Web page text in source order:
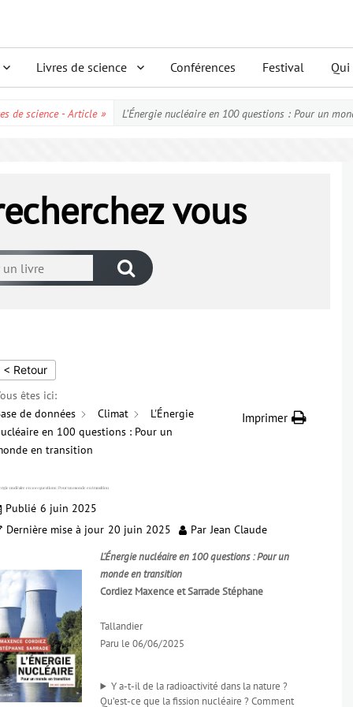
Livres de science Conférences Festival Qui
de science - Article » L’Énergie nucléaire en 100 questions : Pour un
vous
< Retour
êtes ici:
de données
Climat
L'Énergie
en 100 questions : Pour un
en transition
Imprimer
nucléaire en 100 questions : Pour un monde en transition
Publié 6 juin 2025
Dernière mise à jour 20 juin 2025 Par Jean Claude
L’Énergie nucléaire en 100 questions : Pour un
monde en transition
Cordiez Maxence et Sarrade Stéphane
Tallandier
Paru le 06/06/2025
Y a-t-il de la radioactivité dans la nature ?
Qu’est-ce que la fission nucléaire ? Comment